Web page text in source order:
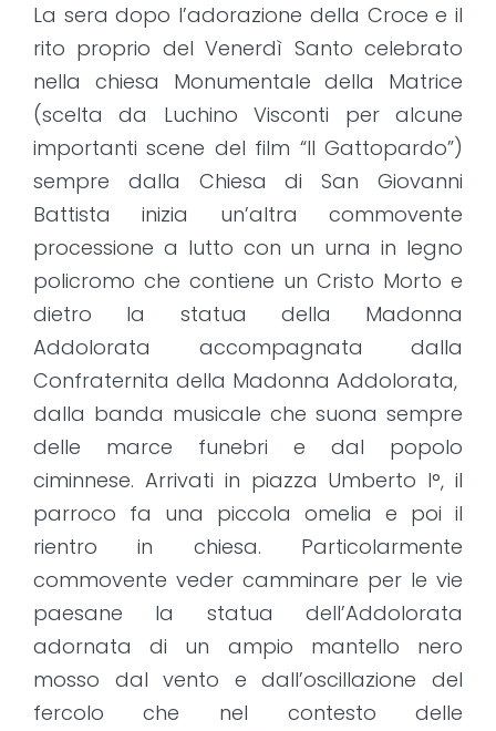
La sera dopo l’adorazione della Croce e il
rito proprio del Venerdì Santo celebrato
nella chiesa Monumentale della Matrice
(scelta da Luchino Visconti per alcune
importanti scene del film “Il Gattopardo”)
sempre dalla Chiesa di San Giovanni
Battista inizia un’altra commovente
processione a lutto con un urna in legno
policromo che contiene un Cristo Morto e
dietro la statua della Madonna
Addolorata accompagnata dalla
Confraternita della Madonna Addolorata,
dalla banda musicale che suona sempre
delle marce funebri e dal popolo
ciminnese. Arrivati in piazza Umberto I°, il
parroco fa una piccola omelia e poi il
rientro in chiesa. Particolarmente
commovente veder camminare per le vie
paesane la statua dell’Addolorata
adornata di un ampio mantello nero
mosso dal vento e dall’oscillazione del
fercolo che nel contesto delle